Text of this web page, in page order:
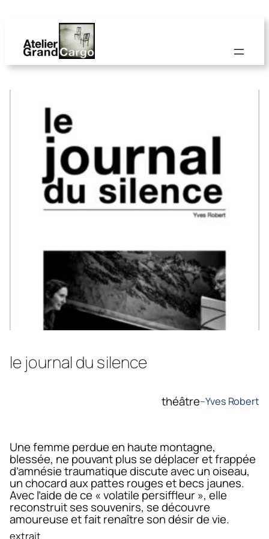
le journal du silence
théâtre–Yves Robert
Une femme perdue en haute montagne,
blessée, ne pouvant plus se déplacer et frappée
d’amnésie traumatique discute avec un oiseau,
un chocard aux pattes rouges et becs jaunes.
Avec l’aide de ce « volatile persiffleur », elle
reconstruit ses souvenirs, se découvre
amoureuse et fait renaître son désir de vie.
extrait